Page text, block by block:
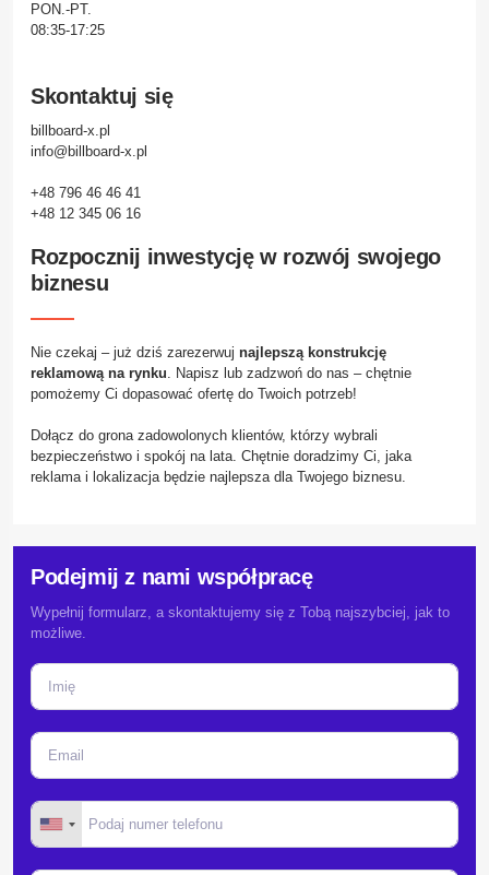
PON.-PT.
08:35-17:25
Skontaktuj się
billboard-x.pl
info@billboard-x.pl
+48 796 46 46 41
+48 12 345 06 16
Rozpocznij inwestycję w rozwój swojego
biznesu
Nie czekaj – już dziś zarezerwuj najlepszą konstrukcję
reklamową na rynku. Napisz lub zadzwoń do nas – chętnie
pomożemy Ci dopasować ofertę do Twoich potrzeb!
Dołącz do grona zadowolonych klientów, którzy wybrali
bezpieczeństwo i spokój na lata. Chętnie doradzimy Ci, jaka
reklama i lokalizacja będzie najlepsza dla Twojego biznesu.
Podejmij z nami współpracę
Wypełnij formularz, a skontaktujemy się z Tobą najszybciej, jak to
możliwe.